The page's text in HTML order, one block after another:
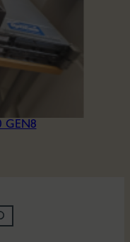
GEN8